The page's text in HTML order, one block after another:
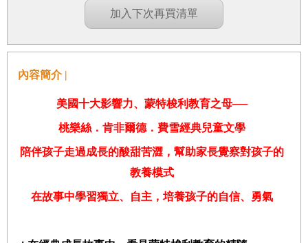
加入下次再買清單
內容簡介 |
美國十大影響力、蒙特梭利教育之母──
桃樂絲．肯非爾德．費雪經典兒童文學
陪伴孩子走過成長的酸甜苦澀，幫助家長覺察對孩子的
教養模式
在故事中學習獨立、自主，培養孩子的自信、勇氣